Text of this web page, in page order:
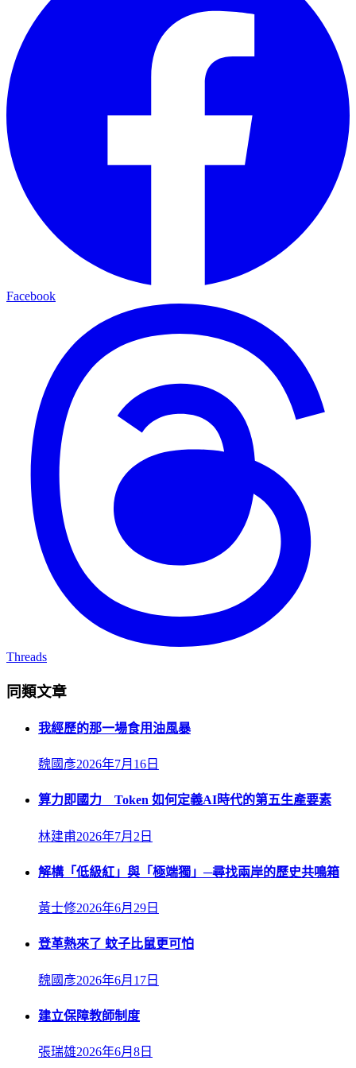
Facebook
Threads
同類文章
我經歷的那一場食用油風暴
魏國彥2026年7月16日
算力即國力 Token 如何定義AI時代的第五生產要素
林建甫2026年7月2日
解構「低級紅」與「極端獨」─尋找兩岸的歷史共鳴箱
黃士修2026年6月29日
登革熱來了 蚊子比鼠更可怕
魏國彥2026年6月17日
建立保障教師制度
張瑞雄2026年6月8日